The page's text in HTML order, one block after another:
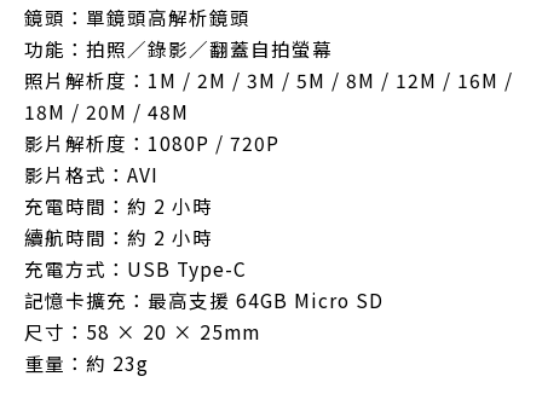
鏡頭：單鏡頭高解析鏡頭
功能：拍照／錄影／翻蓋自拍螢幕
照片解析度：1M / 2M / 3M / 5M / 8M / 12M / 16M /
18M / 20M / 48M
影片解析度：1080P / 720P
影片格式：AVI
充電時間：約 2 小時
續航時間：約 2 小時
充電方式：USB Type-C
記憶卡擴充：最高支援 64GB Micro SD
尺寸：58 × 20 × 25mm
重量：約 23g